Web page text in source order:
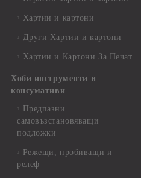
Хартии и картони
Други Хартии и картони
Хартии и Картони За Печат
Хоби инструменти и
консумативи
Предпазни
самовъзстановяващи
подложки
Режещи, пробиващи и
релеф